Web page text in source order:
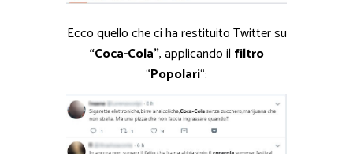
Ecco quello che ci ha restituito Twitter su
“Coca-Cola”, applicando il filtro
“Popolari“: